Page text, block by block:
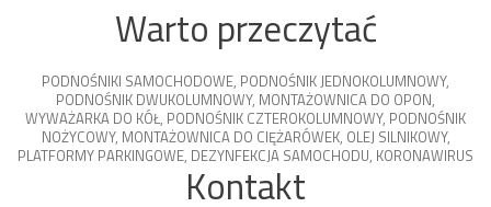
Warto przeczytać
PODNOŚNIKI SAMOCHODOWE, PODNOŚNIK JEDNOKOLUMNOWY,
PODNOŚNIK DWUKOLUMNOWY, MONTAŻOWNICA DO OPON,
WYWAŻARKA DO KÓŁ, PODNOŚNIK CZTEROKOLUMNOWY, PODNOŚNIK
NOŻYCOWY, MONTAŻOWNICA DO CIĘŻARÓWEK, OLEJ SILNIKOWY,
PLATFORMY PARKINGOWE, DEZYNFEKCJA SAMOCHODU, KORONAWIRUS
Kontakt